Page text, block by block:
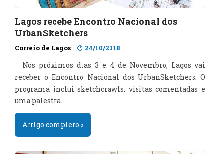
Lagos recebe Encontro Nacional dos
UrbanSketchers
Correio de Lagos 24/10/2018
Nos próximos dias 3 e 4 de Novembro, Lagos vai
receber o Encontro Nacional dos UrbanSketchers. O
programa inclui sketchcrawls, visitas comentadas e
uma palestra.
Artigo completo »